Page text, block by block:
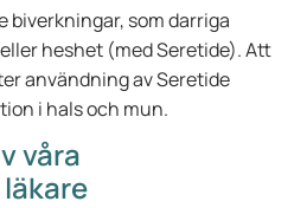
biverkningar, som darriga
heshet (med Seretide). Att
användning av Seretide
i hals och mun.
våra